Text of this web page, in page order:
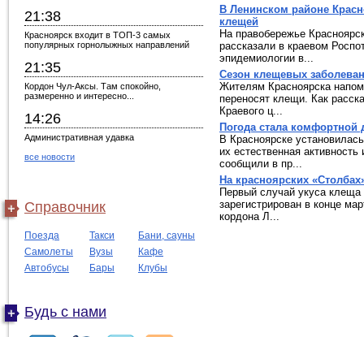
21:38
Красноярск входит в ТОП-3 самых
популярных горнолыжных направлений
21:35
Кордон Чул-Аксы. Там спокойно,
размеренно и интересно...
14:26
Административная удавка
все новости
Справочник
Поезда Такси
Бани, сауны
Самолеты
Вузы
Кафе
Автобусы
Бары Клубы
Будь с нами
В Ленинском районе
клещей
На правобережье
рассказали в краевом
эпидемиологии в...
Сезон клещевых
Жителям Красноярска
переносят клещи. Как
Краевого ц...
Погода стала комфортной
В Красноярске
их естественная
сообщили в пр...
На красноярских
Первый случай укуса
зарегистрирован в конце
кордона Л...